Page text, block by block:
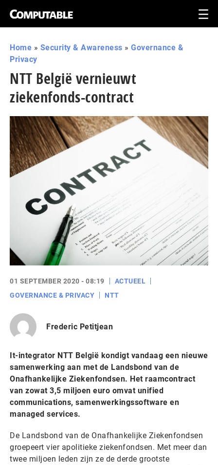
Home » Security & Awareness » Governance &
Privacy
NTT België vernieuwt
ziekenfonds-contract
01 SEPTEMBER 2020 - 08:19
ACTUEEL
GOVERNANCE & PRIVACY
NTT
Frederic Petitjean
It-integrator NTT België kondigt vandaag een nieuwe
samenwerking aan met de Landsbond van de
Onafhankelijke Ziekenfondsen. Het raamcontract
van zowat 3,5 miljoen euro omvat unified
communications, samenwerkingssoftware en
managed services.
De Landsbond van de Onafhankelijke Ziekenfondsen
groepeert vier apolitieke ziekenfondsen. Met meer dan
twee miljoen leden zijn ze de derde grootste